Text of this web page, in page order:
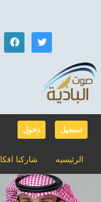
دخول تسجيل
شاركنا الرئيسيه